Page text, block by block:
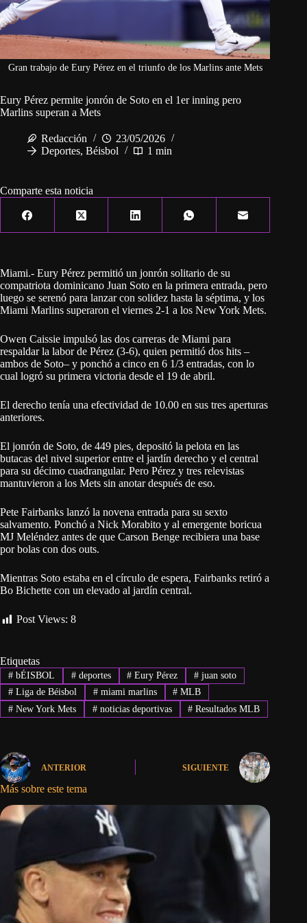
Gran trabajo de Eury Pérez en el triunfo de los Marlins ante Mets
Eury Pérez permite jonrón de Soto en el 1er inning pero
Marlins superan a Mets
Redacción
23/05/2026
Deportes, Béisbol 1 min
Comparte esta noticia
Miami.- Eury Pérez permitió un jonrón solitario de su
compatriota dominicano Juan Soto en la primera entrada, pero
luego se serenó para lanzar con solidez hasta la séptima, y los
Miami Marlins superaron el viernes 2-1 a los New York Mets.
Owen Caissie impulsó las dos carreras de Miami para
respaldar la labor de Pérez (3-6), quien permitió dos hits –
ambos de Soto– y ponchó a cinco en 6 1/3 entradas, con lo
cual logró su primera victoria desde el 19 de abril.
El derecho tenía una efectividad de 10.00 en sus tres aperturas
anteriores.
El jonrón de Soto, de 449 pies, depositó la pelota en las
butacas del nivel superior entre el jardín derecho y el central
para su décimo cuadrangular. Pero Pérez y tres relevistas
mantuvieron a los Mets sin anotar después de eso.
Pete Fairbanks lanzó la novena entrada para su sexto
salvamento. Ponchó a Nick Morabito y al emergente boricua
MJ Meléndez antes de que Carson Benge recibiera una base
por bolas con dos outs.
Mientras Soto estaba en el círculo de espera, Fairbanks retiró a
Bo Bichette con un elevado al jardín central.
Post Views: 8
Etiquetas
#bÉISBOL #deportes # Eury Pérez # juan soto
#Liga de Béisbol #miami marlins # MLB
#New York Mets #noticias deportivas # Resultados MLB
ANTERIOR SIGUIENTE
Más sobre este tema